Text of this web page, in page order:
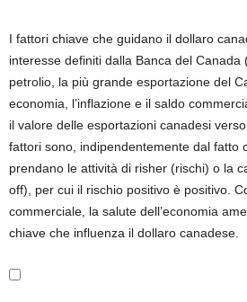
I fattori chiave che guidano il dollaro
interesse definiti dalla Banca del Canada
petrolio, la più grande esportazione del
economia, l’inflazione e il saldo
il valore delle esportazioni canadesi
fattori sono, indipendentemente dal fatto
prendano le attività di risher (rischi) o la
off), per cui il rischio positivo è positivo.
commerciale, la salute dell’economia
chiave che influenza il dollaro canadese.